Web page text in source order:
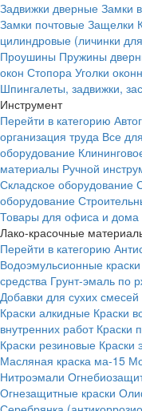
Задвижки дверные Замки
Замки почтовые Защелки
цилиндровые (личинки
Проушины Пружины
окон Стопора Уголки
Шпингалеты, задвижки,
Инструмент
Перейти в категорию
организация труда Все
оборудование
материалы Ручной
Складское оборудование
оборудование
Товары для офиса и дома
Лако-красочные
Перейти в категорию
Водоэмульсионные
средства Грунт-эмаль по
Добавки для сухих смесей
Краски алкидные Краски
внутренних работ Краски
Краски резиновые Краски
Масляная краска ма-15
Нитроэмали
Огнезащитные краски